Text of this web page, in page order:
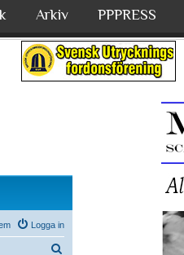
Arkiv PPPRESS